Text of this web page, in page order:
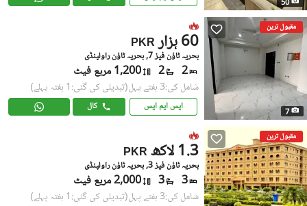
50
مقبول ترین
7
PKR 60 ہزار
بحریہ ٹاؤن فیز 7, بحریہ ٹاؤن راولپنڈی
2
2 1,200 مربع فیٹ
شامل کی:3 ہفتے پہل (تبدیلی کی گئی:1 ہفتہ پہلے)
ایس ایم ایس کال
مقبول ترین
PKR 1.3 لاکھ
بحریہ ٹاؤن فیز 3, بحریہ ٹاؤن راولپنڈی
3
3 2,000 مربع فیٹ
شامل کی:3 ہفتے پہل (تبدیلی کی گئی:1 ہفتہ پہلے)